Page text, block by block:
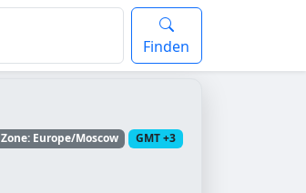
Finden
Zone: Europe/Moscow GMT +3